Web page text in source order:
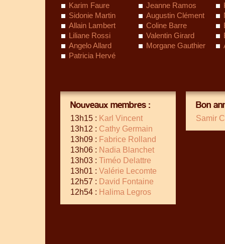
Karim Faure
Jeanne Ramos
Sidonie Martin
Augustin Clément
Allain Lambert
Coline Barre
Liliane Rossi
Valentin Girard
Angelo Allard
Morgane Gauthier
Patricia Hervé
Nouveaux membres :
13h15 : Karl Vincent
13h12 : Cathy Germain
13h09 : Fabrice Rolland
13h06 : Nadia Blanchet
13h03 : Timéo Delattre
13h01 : Valérie Lecomte
12h57 : David Fontaine
12h54 : Halima Legros
Bon
Samir